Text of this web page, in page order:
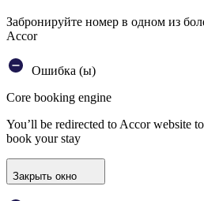
Забронируйте номер в одном из
Accor
Ошибка (ы)
Core booking engine
You’ll be redirected to Accor website
book your stay
Закрыть окно